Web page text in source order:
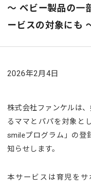
～ ベビー製品の一
ービスの対象にも
2026年2月4日
株式会社ファンケルは
るママとパパを対象と
smileプログラム」の登
知らせします。
本サービスは育児を